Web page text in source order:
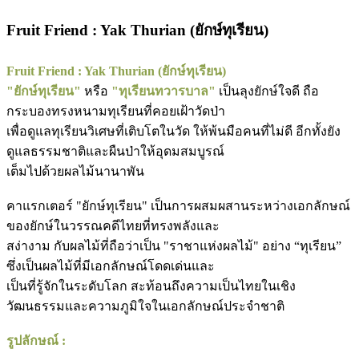
Fruit Friend : Yak Thurian (ยักษ์ทุเรียน)
Fruit Friend : Yak Thurian (ยักษ์ทุเรียน)
"ยักษ์ทุเรียน" หรือ "ทุเรียนทวารบาล" เป็นลุงยักษ์ใจดี ถือ
กระบองทรงหนามทุเรียนที่คอยเฝ้าวัดป่า
เพื่อดูแลทุเรียนวิเศษที่เติบโตในวัด ให้พ้นมือคนที่ไม่ดี อีกทั้งยัง
ดูแลธรรมชาติและผืนป่าให้อุดมสมบูรณ์
เต็มไปด้วยผลไม้นานาพัน
คาแรกเตอร์ "ยักษ์ทุเรียน" เป็นการผสมผสานระหว่างเอกลักษณ์
ของยักษ์ในวรรณคดีไทยที่ทรงพลังและ
สง่างาม กับผลไม้ที่ถือว่าเป็น "ราชาแห่งผลไม้" อย่าง “ทุเรียน”
ซึ่งเป็นผลไม้ที่มีเอกลักษณ์โดดเด่นและ
เป็นที่รู้จักในระดับโลก สะท้อนถึงความเป็นไทยในเชิง
วัฒนธรรมและความภูมิใจในเอกลักษณ์ประจำชาติ
รูปลักษณ์ :